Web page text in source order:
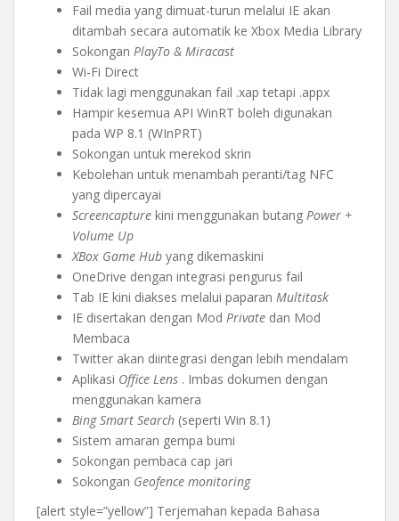
Fail media yang dimuat-turun melalui IE akan
ditambah secara automatik ke Xbox Media Library
Sokongan PlayTo & Miracast
Wi-Fi Direct
Tidak lagi menggunakan fail .xap tetapi .appx
Hampir kesemua API WinRT boleh digunakan
pada WP 8.1 (WInPRT)
Sokongan untuk merekod skrin
Kebolehan untuk menambah peranti/tag NFC
yang dipercayai
Screencapture kini menggunakan butang Power +
Volume Up
XBox Game Hub yang dikemaskini
OneDrive dengan integrasi pengurus fail
Tab IE kini diakses melalui paparan Multitask
IE disertakan dengan Mod Private dan Mod
Membaca
Twitter akan diintegrasi dengan lebih mendalam
Aplikasi Office Lens . Imbas dokumen dengan
menggunakan kamera
Bing Smart Search (seperti Win 8.1)
Sistem amaran gempa bumi
Sokongan pembaca cap jari
Sokongan Geofence monitoring
[alert style=”yellow”] Terjemahan kepada Bahasa